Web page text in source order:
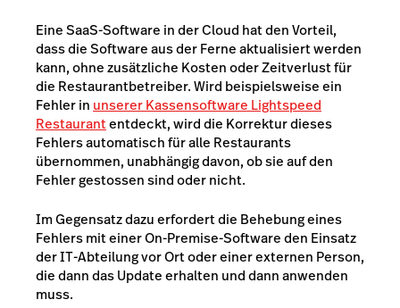
Eine SaaS-Software in der Cloud hat den Vorteil,
dass die Software aus der Ferne aktualisiert werden
kann, ohne zusätzliche Kosten oder Zeitverlust für
die Restaurantbetreiber. Wird beispielsweise ein
Fehler in unserer Kassensoftware Lightspeed
Restaurantentdeckt, wird die Korrektur dieses
Fehlers automatisch für alle Restaurants
übernommen, unabhängig davon, ob sie auf den
Fehler gestossen sind oder nicht.
Im Gegensatz dazu erfordert die Behebung eines
Fehlers mit einer On-Premise-Software den Einsatz
der IT-Abteilung vor Ort oder einer externen Person,
die dann das Update erhalten und dann anwenden
muss.